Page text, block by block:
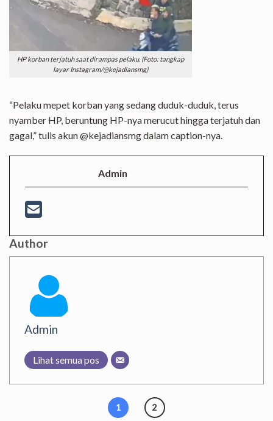
HP korban terjatuh saat dirampas pelaku. (Foto: tangkap
layar Instagram/@kejadiansmg)
“Pelaku mepet korban yang sedang duduk-duduk, terus
nyamber HP, beruntung HP-nya merucut hingga terjatuh dan
gagal,” tulis akun @kejadiansmg dalam caption-nya.
Admin
Author
Admin
Lihat semua pos
1 2